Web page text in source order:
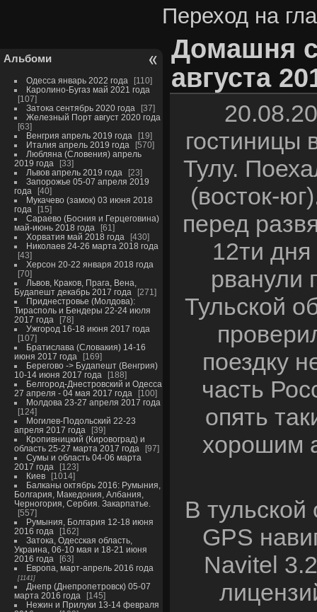
Переход на
Альбоми
Одесса январь 2022 года
110
Каролино-Бугаз май 2021 года
107
Затока сентябрь 2020 года
37
Железный Порт август 2020 года
63
Венгрия апрель 2019 года
19
Италия апрель 2019 года
570
Любляна (Словения) апрель
2019 года
33
Львов апрель 2019 года
23
Запорожье 05-07 апреля 2019
года
40
Мукачево (замок) 03 июня 2018
года
15
Сараево (Босния и Герцеговина)
май-июнь 2018 года
61
Хорватия май 2018 года
430
Николаев 24-26 марта 2018 года
43
Херсон 20-22 января 2018 года
70
Львов, Краков, Прага, Вена,
Будапешт декабрь 2017 года
271
Приднестровье (Молдова):
Тирасполь и Бендеры 22-24 июля
2017 года
78
Ужгород 16-18 июня 2017 года
107
Братислава (Словакия) 14-16
июня 2017 года
169
Берегово -> Будапешт (Венгрия)
10-14 июня 2017 года
188
Белгород-Днестровский и Одесса
27 апреля - 04 мая 2017 года
100
Молдова 23-27 апреля 2017 года
124
Могилев-Подольский 22-23
апреля 2017 года
39
Кропивницкий (Кировоград) и
область 25-27 марта 2017 года
97
Сумы и область 04-06 марта
2017 года
123
Киев
1014
Балканы октябрь 2016: Румыния,
Болгария, Македония, Албания,
Черногория, Сербия. Закарпатье.
557
Румыния, Болгария 12-18 июня
2016 года
162
Затока, Одесская область,
Украина, 06-10 мая и 18-21 июня
2016 года
63
Европа, март-апрель 2016 года
1141
Днепр (Днепропетровск) 05-07
марта 2016 года
145
Нежин и Прилуки 13-14 февраля
Домашня
августа
гостиницы
Тулу.
(восток-
перед
12ти
рванули
Тульской
поездку
часть
опять
хорошим
В тульской
GPS
Navitel